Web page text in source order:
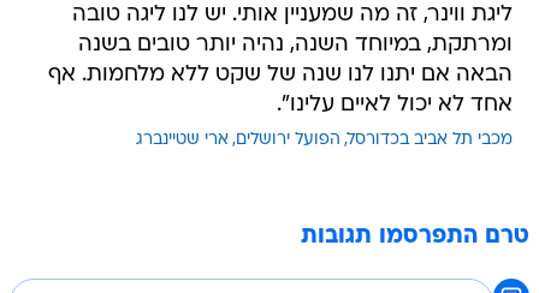
ליגת ווינר, זה מה שמעניין אותי. יש לנו ליגה טובה
ומרתקת, במיוחד השנה, נהיה יותר טובים בשנה
הבאה אם יתנו לנו שנה של שקט ללא מלחמות. אף
אחד לא יכול לאיים עלינו".
מכבי תל אביב בכדורסל הפועל ירושלים ארי שטיינברג
טרם התפרסמו תגובות